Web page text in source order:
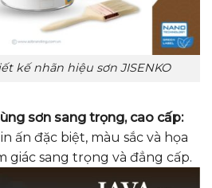
kế nhãn hiệu sơn JISENKO
sơn sang trọng, cao cấp:
ấn đặc biệt, màu sắc và họa
giác sang trọng và đẳng cấp.